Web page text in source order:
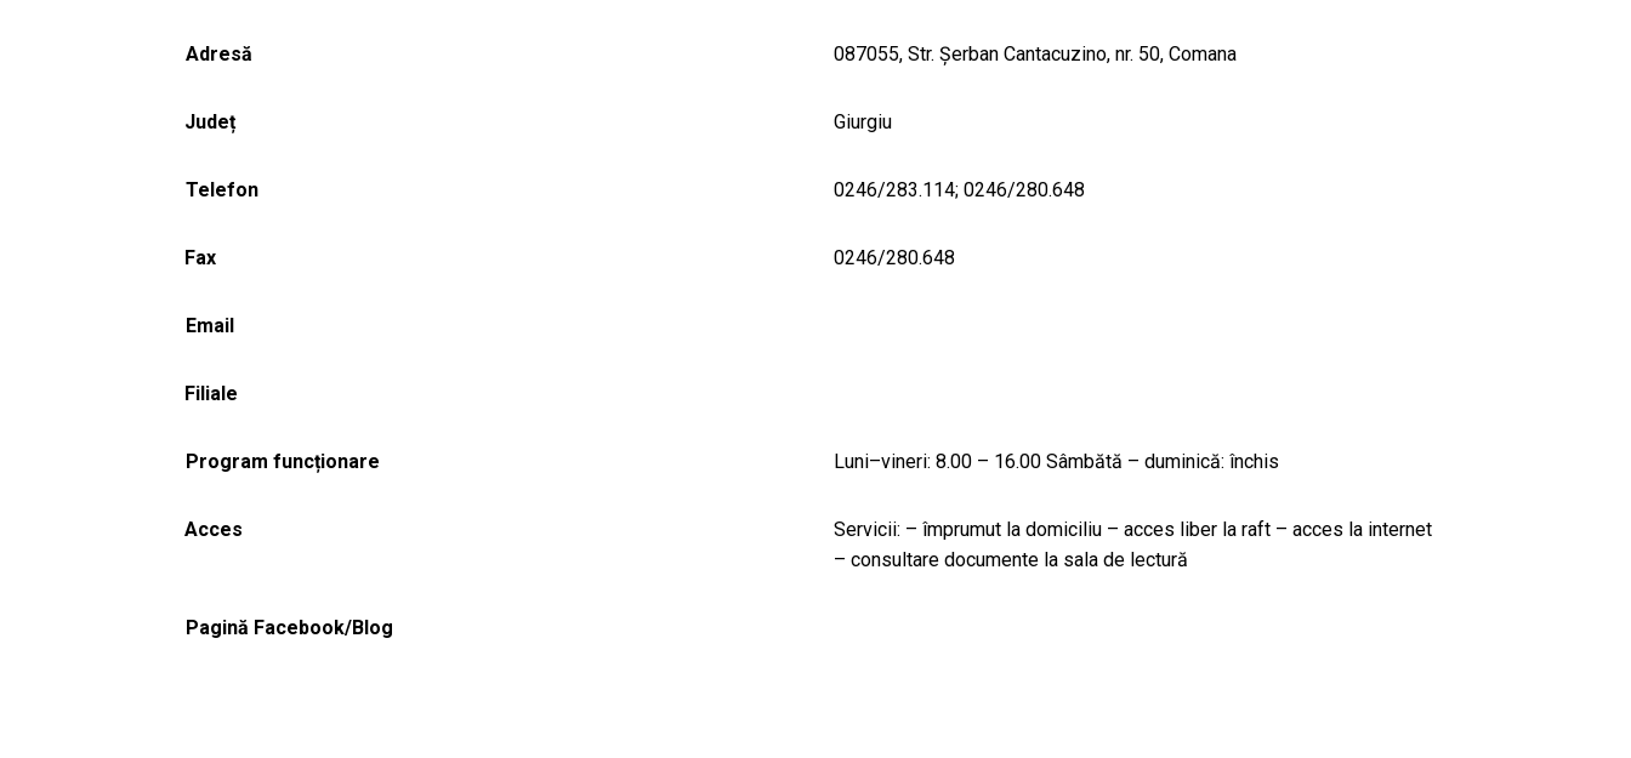
Adresă 087055, Str. Șerban Cantacuzino, nr. 50, Comana
Județ Giurgiu
Telefon 0246/283.114; 0246/280.648
Fax 0246/280.648
Email
Filiale
Program funcționare Luni–vineri: 8.00 – 16.00 Sâmbătă – duminică: închis
Acces
Servicii: – împrumut la domiciliu – acces liber la raft – acces la internet
– consultare documente la sala de lectură
Pagină Facebook/Blog